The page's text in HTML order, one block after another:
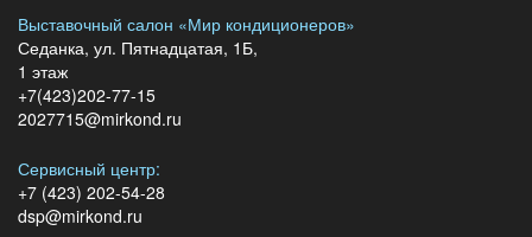
Выставочный салон «Мир кондиционеров»
Седанка, ул. Пятнадцатая, 1Б,
1 этаж
+7(423)202-77-15
2027715@mirkond.ru
Сервисный центр:
+7 (423) 202-54-28
dsp@mirkond.ru